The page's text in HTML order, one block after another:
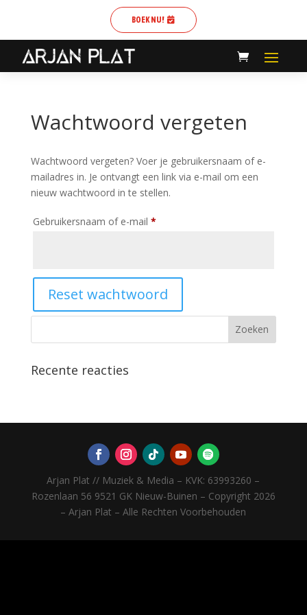
BOEK NU!
Wachtwoord vergeten
Wachtwoord vergeten? Voer je gebruikersnaam of e-
mailadres in. Je ontvangt een link via e-mail om een
nieuw wachtwoord in te stellen.
Gebruikersnaam of e-mail *Vereist
Reset wachtwoord
Recente reacties
Arjan Plat // Muziek & Media – KVK: 63993260 –
Rozenlaan 56 9521 GK Nieuw-Buinen – Copyright 2026
– Arjan Plat – Alle Rechten Voorbehouden